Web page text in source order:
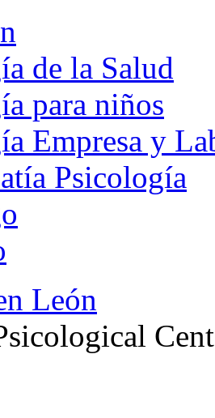
de la Salud
para niños
Empresa y
Psicología
León